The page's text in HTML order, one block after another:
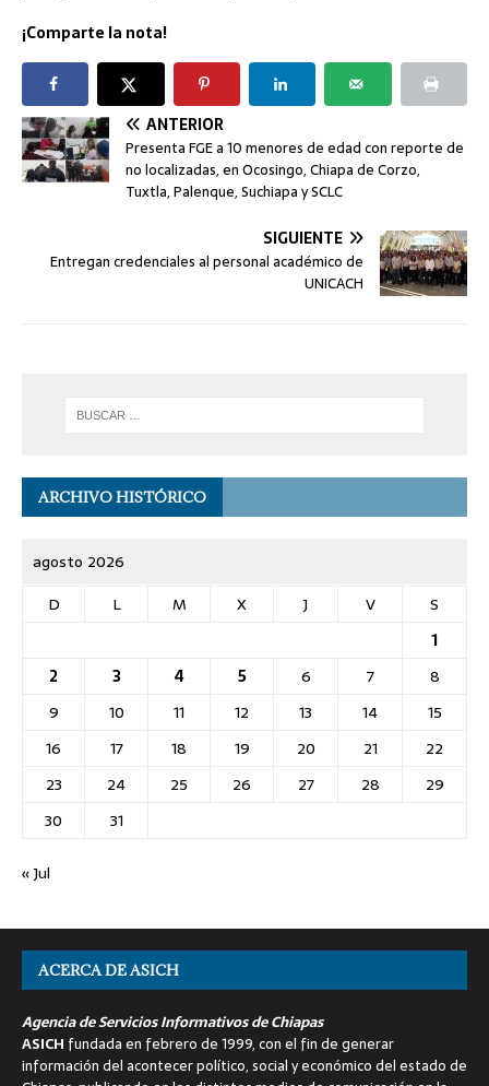
¡Comparte la nota!
ANTERIOR
Presenta FGE a 10 menores de edad con reporte de
no localizadas, en Ocosingo, Chiapa de Corzo,
Tuxtla, Palenque, Suchiapa y SCLC
SIGUIENTE
Entregan credenciales al personal académico de
UNICACH
ARCHIVO HISTÓRICO
agosto 2026
D
L M X J V
S
1
2
3 4 5 6 7
8
9
10 11 12 13 14
15
16
17 18 19 20 21
22
23
24 25 26 27 28
29
30
31
« Jul
ACERCA DE ASICH
Agencia de Servicios Informativos de Chiapas
ASICH fundada en febrero de 1999, con el fin de generar
información del acontecer político, social y económico del estado de